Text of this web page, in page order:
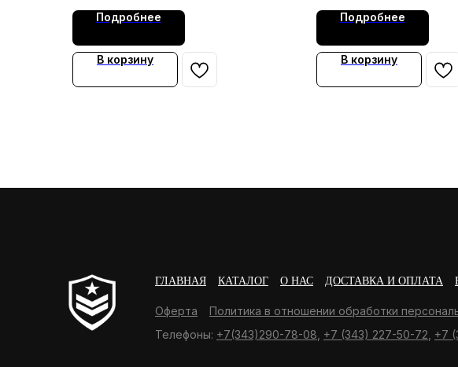
Подробнее
В корзину
Подробнее
В корзину
ГЛАВНАЯ КАТАЛОГ О НАС ДОСТАВКА И ОПЛАТА
Оферта Политика в отношении обработки
Телефоны: +7(343)290-78-08 +7 (343) 227-50-72 +7